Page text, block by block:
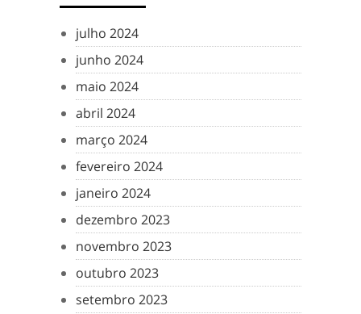
julho 2024
junho 2024
maio 2024
abril 2024
março 2024
fevereiro 2024
janeiro 2024
dezembro 2023
novembro 2023
outubro 2023
setembro 2023